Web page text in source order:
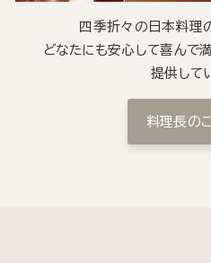
四季折々の日本料理
どなたにも安心して喜んで
提供して
料理長の